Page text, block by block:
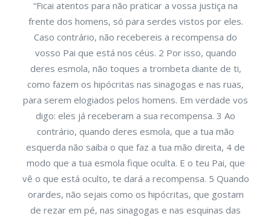
“Ficai atentos para não praticar a vossa justiça na
frente dos homens, só para serdes vistos por eles.
Caso contrário, não recebereis a recompensa do
vosso Pai que está nos céus. 2 Por isso, quando
deres esmola, não toques a trombeta diante de ti,
como fazem os hipócritas nas sinagogas e nas ruas,
para serem elogiados pelos homens. Em verdade vos
digo: eles já receberam a sua recompensa. 3 Ao
contrário, quando deres esmola, que a tua mão
esquerda não saiba o que faz a tua mão direita, 4 de
modo que a tua esmola fique oculta. E o teu Pai, que
vê o que está oculto, te dará a recompensa. 5 Quando
orardes, não sejais como os hipócritas, que gostam
de rezar em pé, nas sinagogas e nas esquinas das